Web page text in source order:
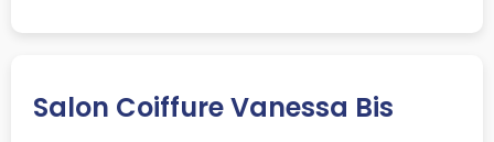
Salon Coiffure Vanessa Bis